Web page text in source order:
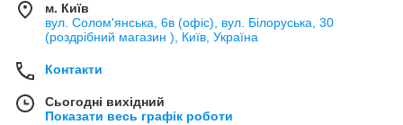
м. Київ
вул. Солом'янська, 6в (офіс), вул. Білоруська, 30
(роздрібний магазин ), Київ, Україна
Контакти
Сьогодні вихідний
Показати весь графік роботи